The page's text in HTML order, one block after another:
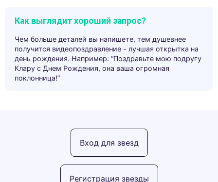
Как выглядит хороший запрос?
Чем больше деталей вы напишете, тем душевнее
получится видеопоздравление - лучшая открытка на
день рождения. Например: “Поздравьте мою подругу
Клару с Днем Рождения, она ваша огромная
поклонница!”
Регистрация звезды
Вход для звезд